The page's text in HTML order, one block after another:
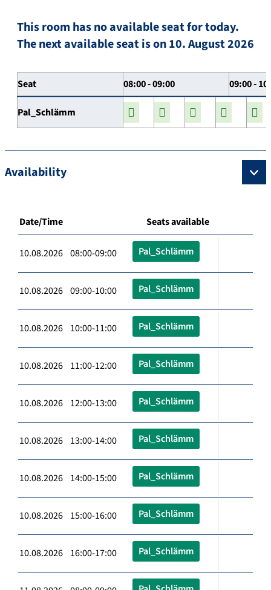
This room has no available seat for today.
The next available seat is on 10. August 2026
Seat 08:00 - 09:00 09:00 -
Pal_Schlämm
Availability
Date/Time Seats available
10.08.2026 08:00-09:00 Pal_Schlämm
10.08.2026 09:00-10:00 Pal_Schlämm
10.08.2026 10:00-11:00 Pal_Schlämm
10.08.2026 11:00-12:00 Pal_Schlämm
10.08.2026 12:00-13:00 Pal_Schlämm
10.08.2026 13:00-14:00 Pal_Schlämm
10.08.2026 14:00-15:00 Pal_Schlämm
10.08.2026 15:00-16:00 Pal_Schlämm
10.08.2026 16:00-17:00 Pal_Schlämm